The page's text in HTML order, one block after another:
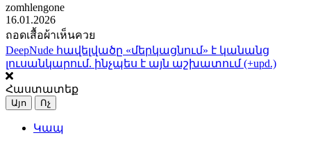
zomhlengone
16.01.2026
ถอดเสื้อผ้าเห็นควย
DeepNude հավելվածը «մերկացնում» է կանանց
լուսանկարում. ինչպես է այն աշխատում (+upd.)
Հաստատեք
Այո Ոչ
Կապ